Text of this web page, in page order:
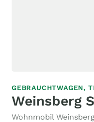
GEBRAUCHTWAGEN,
Weinsberg
Wohnmobil